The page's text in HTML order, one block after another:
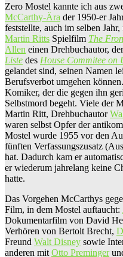
Zero Mostel kannte ich aus
McCarthy-Ära der 1950-er
feststellte, auch im selben
Martin Ritts Spielfilm The
Allen einen Drehbuchautor,
Liste des House Commitee on
gelandet sind, seinen Namen
Berufsverbot umgehen
Komiker, der die gegen ihn
Selbstmord begeht. Viele der
Martin Ritt, Drehbuchautor
waren selbst Opfer der
Mostel wurde 1955 vor den
fünften Verfassungszusatz
hat. Dadurch kam er
er wiederum jahrelang keine
hatte.
Das Vorgehen McCarthys
Film, in dem Mostel auftaucht:
Dokumentarfilm von David
Verhören von Bertolt Brecht,
Freund Walt Disney sowie
anderen mit Otto Preminger